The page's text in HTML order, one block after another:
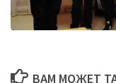
ВАМ МОЖЕТ